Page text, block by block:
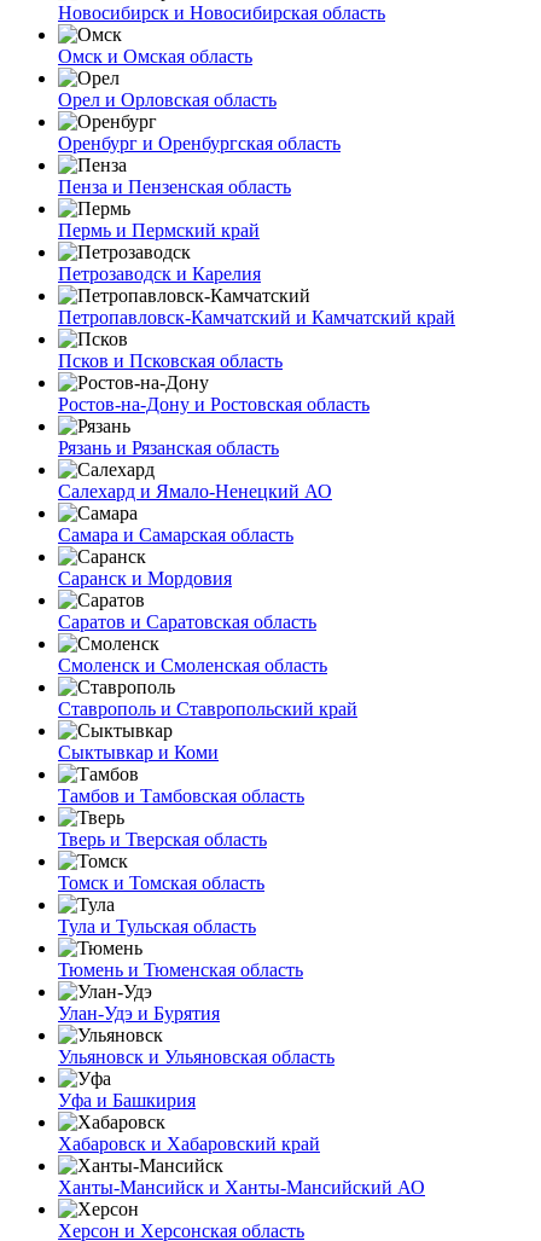
Новосибирск и Новосибирская область
Омск и Омская область
Орел и Орловская область
Оренбург и Оренбургская область
Пенза и Пензенская область
Пермь и Пермский край
Петрозаводск и Карелия
Петропавловск-Камчатский и Камчатский край
Псков и Псковская область
Ростов-на-Дону и Ростовская область
Рязань и Рязанская область
Салехард и Ямало-Ненецкий АО
Самара и Самарская область
Саранск и Мордовия
Саратов и Саратовская область
Смоленск и Смоленская область
Ставрополь и Ставропольский край
Сыктывкар и Коми
Тамбов и Тамбовская область
Тверь и Тверская область
Томск и Томская область
Тула и Тульская область
Тюмень и Тюменская область
Улан-Удэ и Бурятия
Ульяновск и Ульяновская область
Уфа и Башкирия
Хабаровск и Хабаровский край
Ханты-Мансийск и Ханты-Мансийский АО
Херсон и Херсонская область